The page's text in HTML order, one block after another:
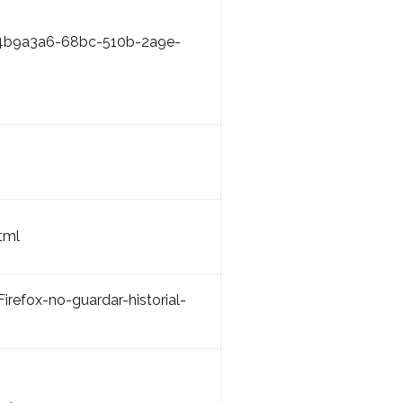
68bc-510b-2a9e-
no-guardar-historial-